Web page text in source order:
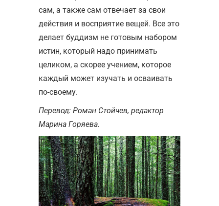
сам, а также сам отвечает за свои
действия и восприятие вещей. Все это
делает буддизм не готовым набором
истин, который надо принимать
целиком, а скорее учением, которое
каждый может изучать и осваивать
по-своему.
Перевод: Роман Стойчев, редактор
Марина Горяева.